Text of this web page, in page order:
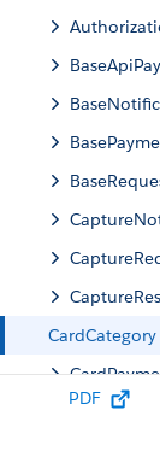
CardCategory
PDF